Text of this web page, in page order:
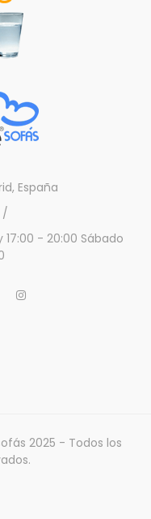
España
17:00 - 20:00 Sábado
sofás 2025 - Todos los